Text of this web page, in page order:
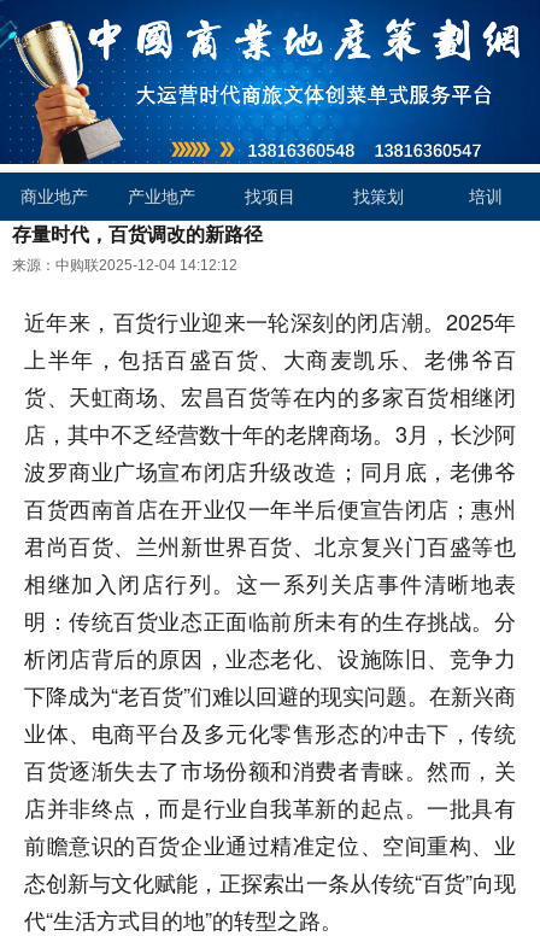
商业地产 产业地产 找项目 找策划 培训
存量时代，百货调改的新路径
来源：中购联2025-12-04 14:12:12
近年来，百货行业迎来一轮深刻的闭店潮。2025年
上半年，包括百盛百货、大商麦凯乐、老佛爷百
货、天虹商场、宏昌百货等在内的多家百货相继闭
店，其中不乏经营数十年的老牌商场。3月，长沙阿
波罗商业广场宣布闭店升级改造；同月底，老佛爷
百货西南首店在开业仅一年半后便宣告闭店；惠州
君尚百货、兰州新世界百货、北京复兴门百盛等也
相继加入闭店行列。这一系列关店事件清晰地表
明：传统百货业态正面临前所未有的生存挑战。分
析闭店背后的原因，业态老化、设施陈旧、竞争力
下降成为“老百货”们难以回避的现实问题。在新兴商
业体、电商平台及多元化零售形态的冲击下，传统
百货逐渐失去了市场份额和消费者青睐。然而，关
店并非终点，而是行业自我革新的起点。一批具有
前瞻意识的百货企业通过精准定位、空间重构、业
态创新与文化赋能，正探索出一条从传统“百货”向现
代“生活方式目的地”的转型之路。